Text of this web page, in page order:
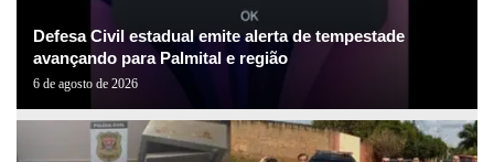
Defesa Civil estadual emite alerta de tempestade
avançando para Palmital e região
6 de agosto de 2026